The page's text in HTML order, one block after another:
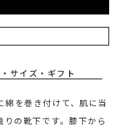
サイズ・ギフト
綿を巻き付けて、肌に当
の靴下です。膝下から